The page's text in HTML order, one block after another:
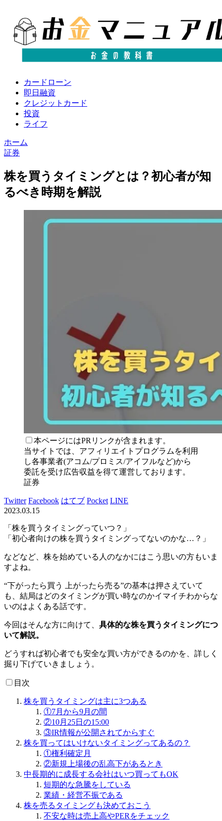
カードローン
即日融資
クレジットカード
投資
ライフ
ホーム
証券
株を買うタイミングとは？初心者が知
るべき時期を解説
本ページにはPRリンクが含まれます。
当サイトでは、アフィリエイトプログラムを利用
し各事業者(アコム/プロミス/アイフルなど)から
委託を受け広告収益を得て運営しております。
証券
Twitter Facebook はてブ Pocket LINE
2023.03.15
「株を買うタイミングっていつ？」
「初心者向けの株を買うタイミングってないのかな…？」
などなど、株を始めている人のなかにはこう思いの方もいま
すよね。
“下がったら買う 上がったら売る”の基本は押さえていて
も、結局はどのタイミングが買い時なのかイマイチわからな
いのはよくある話です。
今回はそんな方に向けて、 具体的な株を買うタイミングにつ
いて解説。
どうすれば初心者でも安全な買い方ができるのかを、詳しく
掘り下げていきましょう。
目次
株を買うタイミングは主に3つある
①7月から9月の間
②10月25日の15:00
③IR情報が公開されてからすぐ
株を買ってはいけないタイミングってあるの？
①権利確定月
②新規上場後の乱高下があるとき
中長期的に成長する会社はいつ買ってもOK
短期的な急騰をしている
業績・経営不振である
株を売るタイミングも決めておこう
不安な時は売上高やPERをチェック